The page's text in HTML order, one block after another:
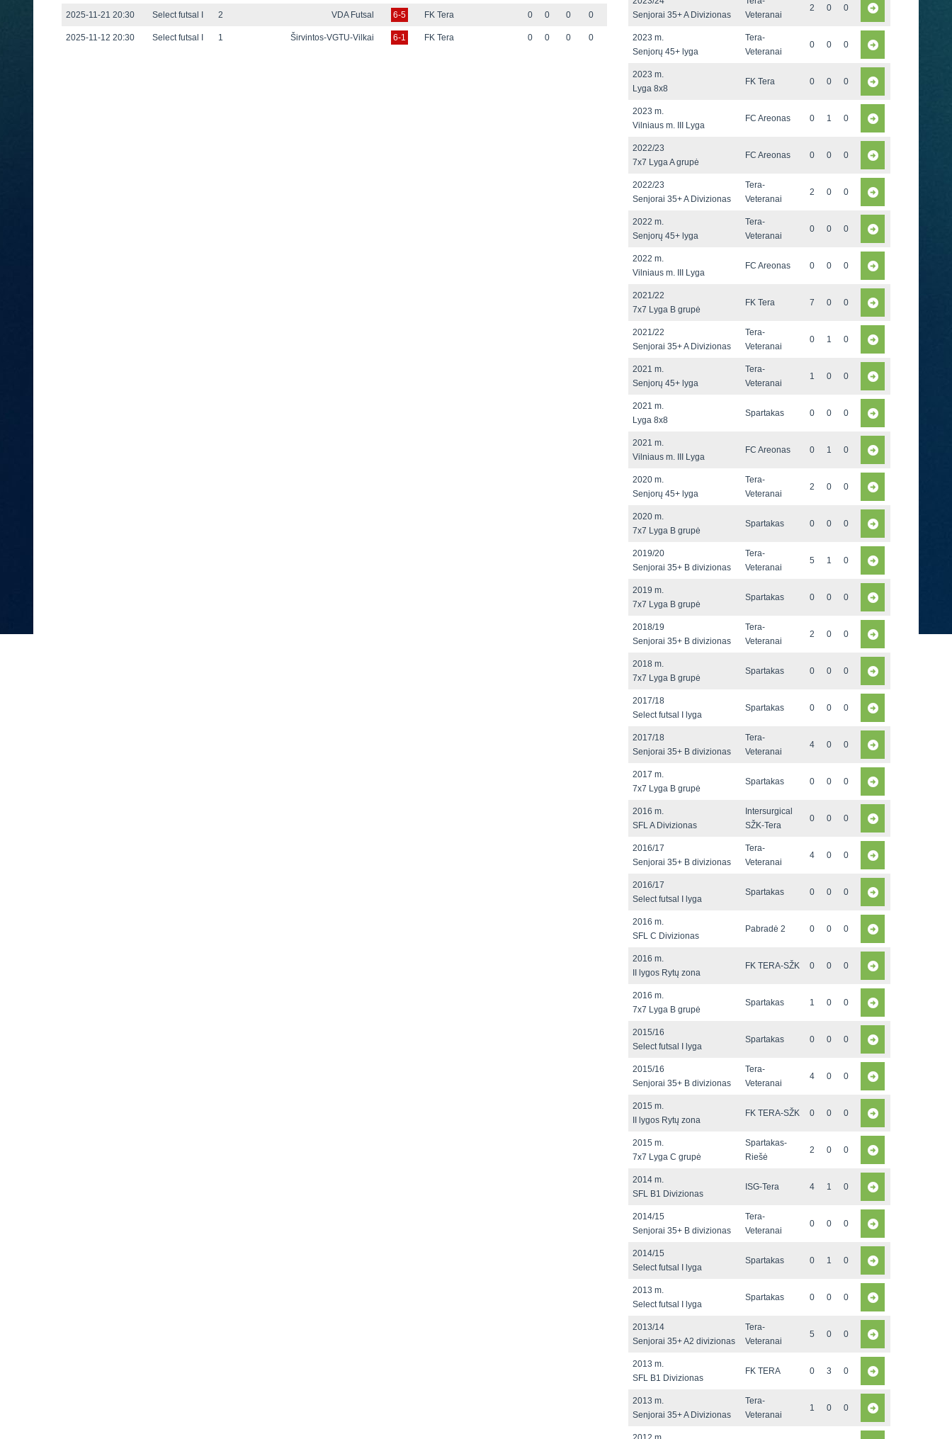
2025-11-21 20:30 Select futsal I 2 VDA Futsal 6-5 FK Tera 0 0 0 0
2025-11-12 20:30 Select futsal I 1 Širvintos-VGTU-Vilkai 6-1 FK Tera 0 0 0 0
Senjorai 35+ A Divizionas
Veteranai
2 0 0
2023 m.
Senjorų 45+ lyga
Tera-
Veteranai
0 0 0
2023 m.
Lyga 8x8
FK Tera 0 0 0
2023 m.
Vilniaus m. III Lyga
FC Areonas 0 1 0
2022/23
7x7 Lyga A grupė
FC Areonas 0 0 0
2022/23
Senjorai 35+ A Divizionas
Tera-
Veteranai
2 0 0
2022 m.
Senjorų 45+ lyga
Tera-
Veteranai
0 0 0
2022 m.
Vilniaus m. III Lyga
FC Areonas 0 0 0
2021/22
7x7 Lyga B grupė
FK Tera 7 0 0
2021/22
Senjorai 35+ A Divizionas
Tera-
Veteranai
0 1 0
2021 m.
Senjorų 45+ lyga
Tera-
Veteranai
1 0 0
2021 m.
Lyga 8x8
Spartakas 0 0 0
2021 m.
Vilniaus m. III Lyga
FC Areonas 0 1 0
2020 m.
Senjorų 45+ lyga
Tera-
Veteranai
2 0 0
2020 m.
7x7 Lyga B grupė
Spartakas 0 0 0
2019/20
Senjorai 35+ B divizionas
Tera-
Veteranai
5 1 0
2019 m.
7x7 Lyga B grupė
Spartakas 0 0 0
2018/19
Senjorai 35+ B divizionas
Tera-
Veteranai
2 0 0
2018 m.
7x7 Lyga B grupė
Spartakas 0 0 0
2017/18
Select futsal I lyga
Spartakas 0 0 0
2017/18
Senjorai 35+ B divizionas
Tera-
Veteranai
4 0 0
2017 m.
7x7 Lyga B grupė
Spartakas 0 0 0
2016 m.
SFL A Divizionas
Intersurgical
SŽK-Tera
0 0 0
2016/17
Senjorai 35+ B divizionas
Tera-
Veteranai
4 0 0
2016/17
Select futsal I lyga
Spartakas 0 0 0
2016 m.
SFL C Divizionas
Pabradė 2 0 0 0
2016 m.
II lygos Rytų zona
FK TERA-SŽK 0 0 0
2016 m.
7x7 Lyga B grupė
Spartakas 1 0 0
2015/16
Select futsal I lyga
Spartakas 0 0 0
2015/16
Senjorai 35+ B divizionas
Tera-
Veteranai
4 0 0
2015 m.
II lygos Rytų zona
FK TERA-SŽK 0 0 0
2015 m.
7x7 Lyga C grupė
Spartakas-
Riešė
2 0 0
2014 m.
SFL B1 Divizionas
ISG-Tera 4 1 0
2014/15
Senjorai 35+ B divizionas
Tera-
Veteranai
0 0 0
2014/15
Select futsal I lyga
Spartakas 0 1 0
2013 m.
Select futsal I lyga
Spartakas 0 0 0
2013/14
Senjorai 35+ A2 divizionas
Tera-
Veteranai
5 0 0
2013 m.
SFL B1 Divizionas
FK TERA 0 3 0
2013 m.
Senjorai 35+ A Divizionas
Tera-
Veteranai
1 0 0